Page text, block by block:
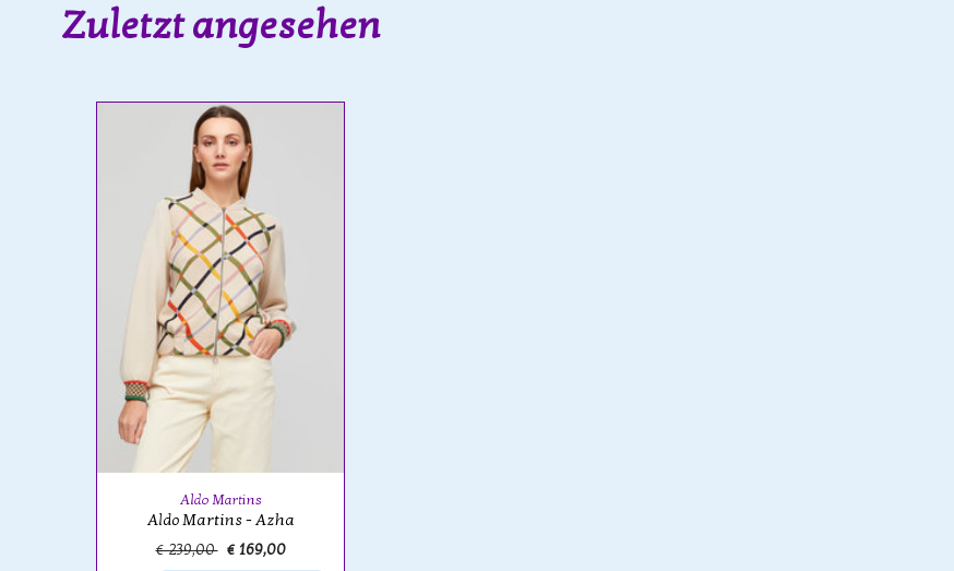
Zuletzt angesehen
Aldo Martins
Aldo Martins - Azha
€ 239,00 € 169,00